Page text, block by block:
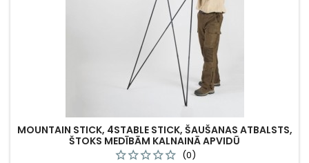
MOUNTAIN STICK, 4STABLE STICK, ŠAUŠANAS ATBALSTS,
ŠTOKS MEDĪBĀM KALNAINĀ APVIDŪ
(0)